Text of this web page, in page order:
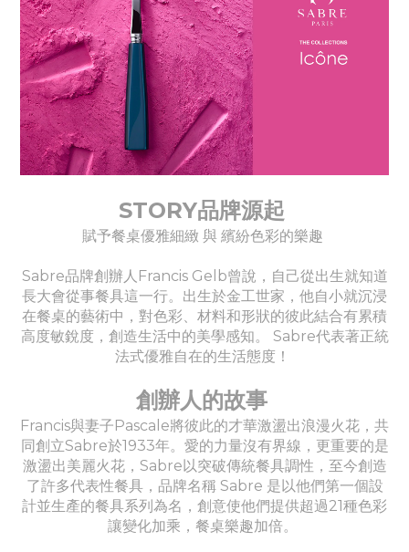
STORY品牌源起
賦予餐桌優雅細緻 與 繽紛色彩的樂趣
Sabre品牌創辦人Francis Gelb曾說，自己從出生就知道
長大會從事餐具這一行。出生於金工世家，他自小就沉浸
在餐桌的藝術中，對色彩、材料和形狀的彼此結合有累積
高度敏銳度，創造生活中的美學感知。 Sabre代表著正統
法式優雅自在的生活態度！
創辦人的故事
Francis與妻子Pascale將彼此的才華激盪出浪漫火花，共
同創立Sabre於1933年。愛的力量沒有界線，更重要的是
激盪出美麗火花，Sabre以突破傳統餐具調性，至今創造
了許多代表性餐具，品牌名稱 Sabre 是以他們第一個設
計並生產的餐具系列為名，創意使他們提供超過21種色彩
讓變化加乘，餐桌樂趣加倍。